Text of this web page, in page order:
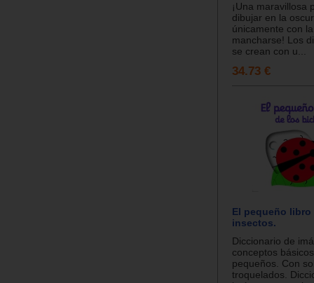
¡Una maravillosa
dibujar en la
únicamente con
mancharse! Los
se crean con u...
34.73 €
El pequeño libro
insectos.
Diccionario de
conceptos
pequeños. Con
troquelados.